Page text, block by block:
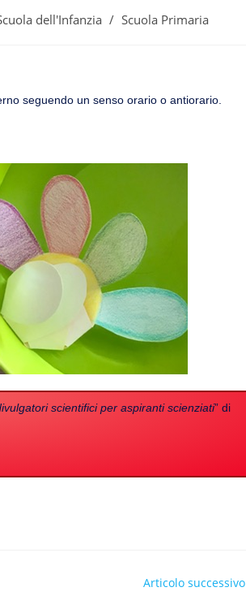
dell'Infanzia / Scuola Primaria
seguendo un senso orario o antiorario.
scientifici per aspiranti scienziati” di
Articolo successivo